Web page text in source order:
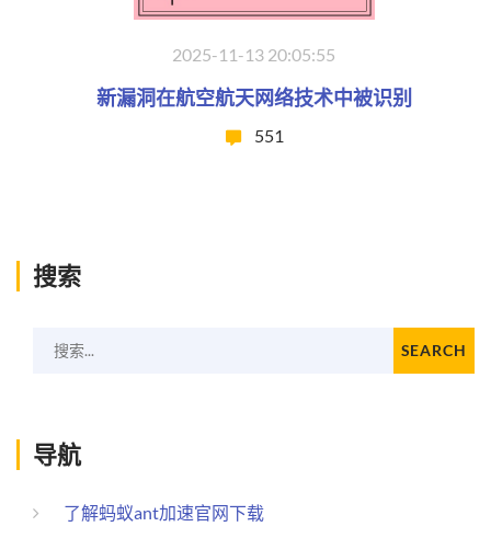
2025-11-13 20:05:55
新漏洞在航空航天网络技术中被识别
551
搜索
搜索... SEARCH
导航
了解蚂蚁ant加速官网下载